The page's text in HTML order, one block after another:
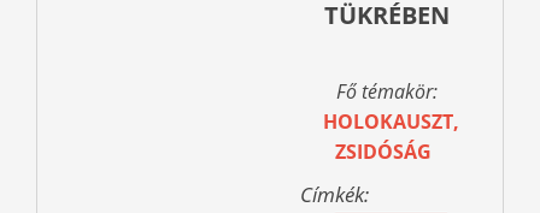
TÜKRÉBEN
Fő témakör:
HOLOKAUSZT,
ZSIDÓSÁG
Címkék: